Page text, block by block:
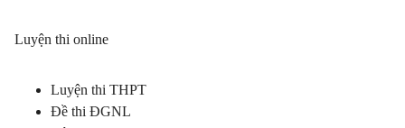
Luyện thi online
Luyện thi THPT
Đề thi ĐGNL